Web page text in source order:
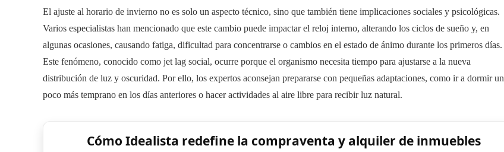
El ajuste al horario de invierno no es solo un aspecto técnico, sino que también tiene implicaciones sociales y psicológicas.
Varios especialistas han mencionado que este cambio puede impactar el reloj interno, alterando los ciclos de sueño y, en
algunas ocasiones, causando fatiga, dificultad para concentrarse o cambios en el estado de ánimo durante los primeros días.
Este fenómeno, conocido como jet lag social, ocurre porque el organismo necesita tiempo para ajustarse a la nueva
distribución de luz y oscuridad. Por ello, los expertos aconsejan prepararse con pequeñas adaptaciones, como ir a dormir un
poco más temprano en los días anteriores o hacer actividades al aire libre para recibir luz natural.
Cómo Idealista redefine la compraventa y alquiler de inmuebles